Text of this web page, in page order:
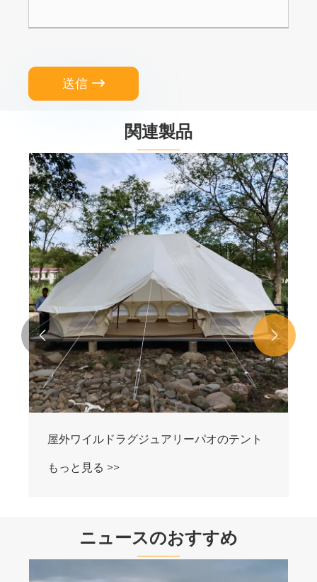
送信 
関連製品
屋外ワイルドラグジュアリーパオのテント
もっと見る >>
 
ニュースのおすすめ